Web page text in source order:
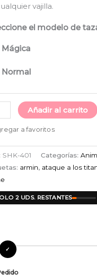
$9,99
vajilla.
el modelo de
pa_taza
Mágica
Mágica option for
Normal
Normal option for
Añadir al carrito
a favoritos
SHK-401 Categorías:
armin, ataque a los
2 UDS. RESTANTES